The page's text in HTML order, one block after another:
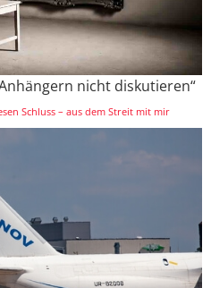
nicht diskutieren“
Schluss – aus dem Streit mit mir